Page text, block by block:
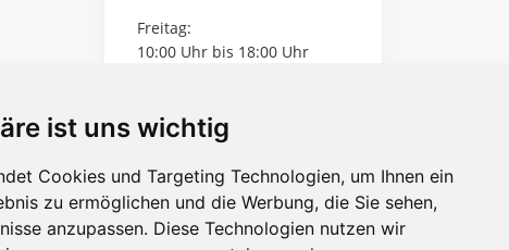
ist uns wichtig
Cookies und Targeting Technologien, um Ihnen ein
zu ermöglichen und die Werbung, die Sie sehen,
anzupassen. Diese Technologien nutzen wir
Freitag:
10:00 Uhr bis 18:00 Uhr
Vereinbarung
Info
gelistet seit 7 Jahren